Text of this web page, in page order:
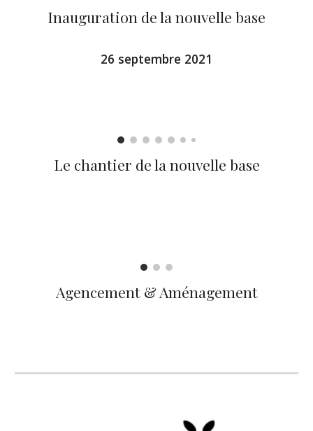
Inauguration de la nouvelle base
26 septembre 2021
Le chantier de la nouvelle base
Agencement & Aménagement